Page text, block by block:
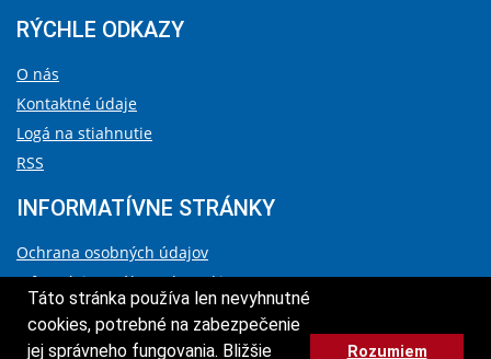
Táto stránka používa len nevyhnutné
cookies, potrebné na zabezpečenie
jej správneho fungovania. Bližšie
Rozumiem
RÝCHLE ODKAZY
O nás
Kontaktné údaje
Logá na stiahnutie
RSS
INFORMATÍVNE STRÁNKY
Ochrana osobných údajov
Informácie o súboroch cookies
Vyhlásenie o prístupnosti
Správca obsahu a technický prevádzkovateľ